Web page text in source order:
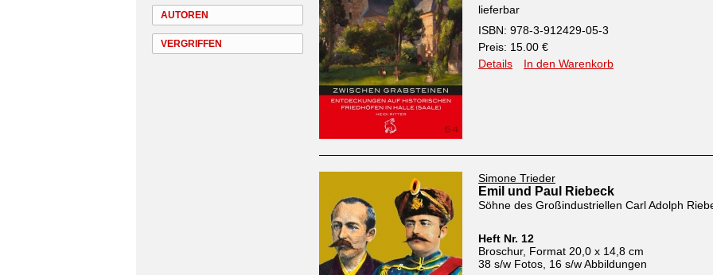
AUTOREN
VERGRIFFEN
lieferbar
ISBN: 978-3-912429-05-3
Preis: 15.00 €
Details
In den Warenkorb
Simone Trieder
Emil und Paul Riebeck
Söhne des Großindustriellen Carl Adolph
Heft Nr. 12
Broschur, Format 20,0 x 14,8 cm
38 s/w Fotos, 16 s/w Abbildungen